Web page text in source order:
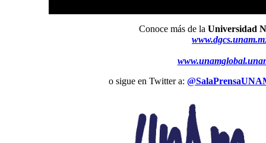
Conoce más de la Universidad
o sigue en Twitter a: